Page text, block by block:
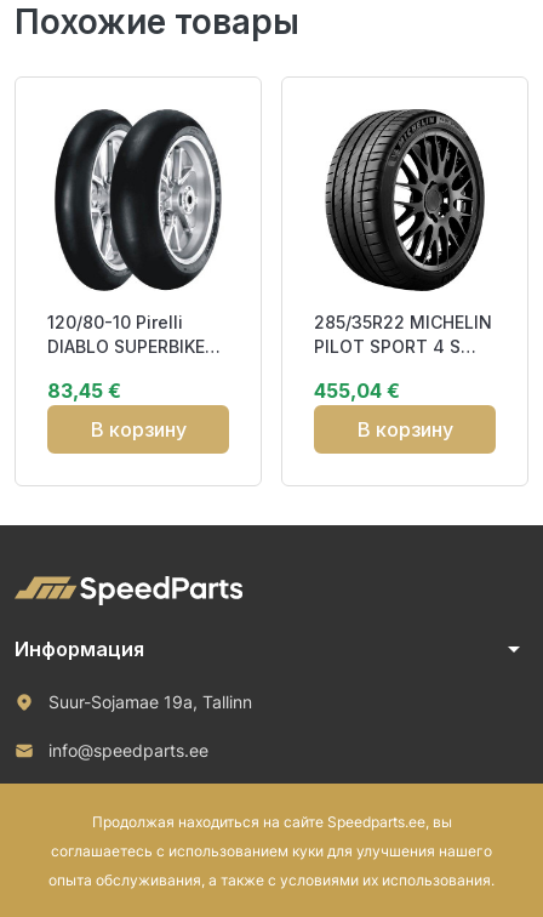
Похожие товары
120/80-10 Pirelli
DIABLO SUPERBIKE
SOFT Rear N
83,45 €
В корзину
285/35R22 MICHELIN
PILOT SPORT 4 S
455,04 €
В корзину
Информация arrow_drop_down
Suur-Sojamae 19a, Tallinn
info@speedparts.ee
Продолжая находиться на сайте Speedparts.ee, вы
соглашаетесь с использованием куки для улучшения нашего
опыта обслуживания, а также с условиями их использования.